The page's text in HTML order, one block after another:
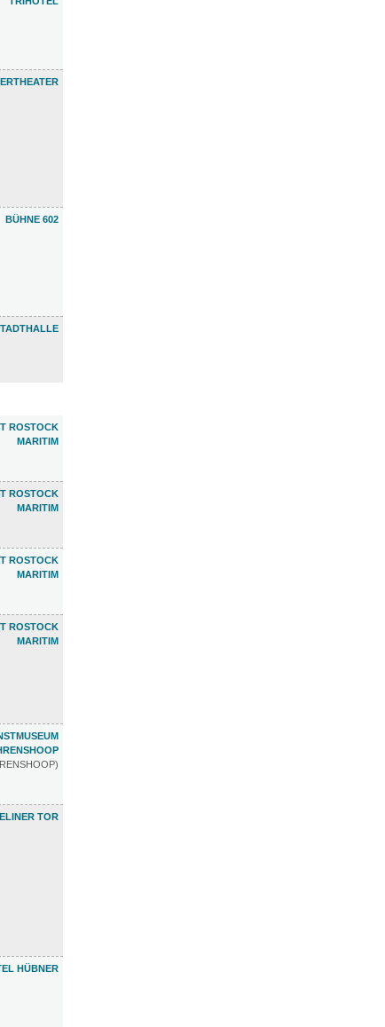
BÜHNE 602
ROSTOCK
MARITIM
ROSTOCK
MARITIM
ROSTOCK
MARITIM
ROSTOCK
MARITIM
TOR
HÜBNER